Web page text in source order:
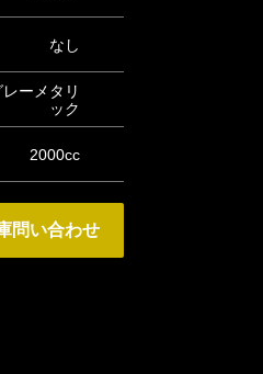
なし
ーメタリ
ック
2000cc
問い合わせ